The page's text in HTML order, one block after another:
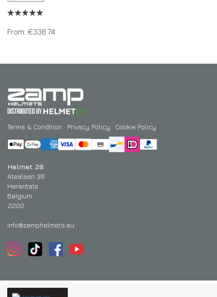
From: €338.74
Terms & Condition · Privacy Policy · Cookie Policy
Helmet 28
Atealaan 36
Herentals
Belgium
2200
info@zamphelmets.eu